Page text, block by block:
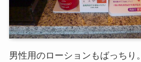
男性用のローションもばっちり。